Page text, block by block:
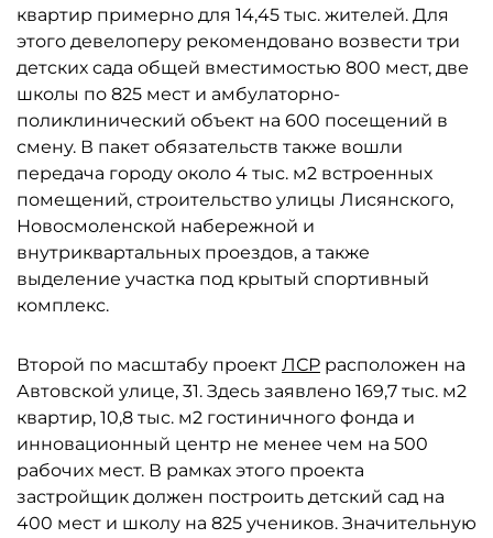
квартир примерно для 14,45 тыс. жителей. Для
этого девелоперу рекомендовано возвести три
детских сада общей вместимостью 800 мест, две
школы по 825 мест и амбулаторно-
поликлинический объект на 600 посещений в
смену. В пакет обязательств также вошли
передача городу около 4 тыс. м2 встроенных
помещений, строительство улицы Лисянского,
Новосмоленской набережной и
внутриквартальных проездов, а также
выделение участка под крытый спортивный
комплекс.
Второй по масштабу проект ЛСР расположен на
Автовской улице, 31. Здесь заявлено 169,7 тыс. м2
квартир, 10,8 тыс. м2 гостиничного фонда и
инновационный центр не менее чем на 500
рабочих мест. В рамках этого проекта
застройщик должен построить детский сад на
400 мест и школу на 825 учеников. Значительную